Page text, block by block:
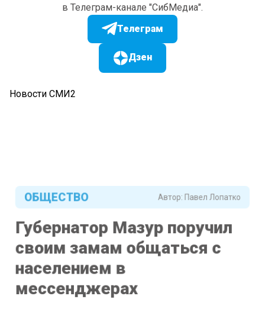
в Телеграм-канале "СибМедиа".
Телеграм
Дзен
Новости СМИ2
Губернатор Мазур поручил
своим замам общаться с
населением в
мессенджерах